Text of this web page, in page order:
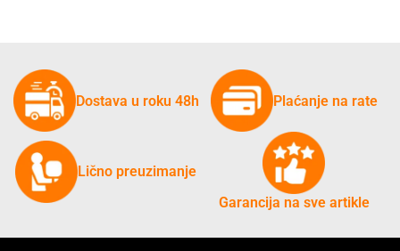
Dostava u roku 48h Plaćanje na rate
Lično preuzimanje
Garancija na sve artikle